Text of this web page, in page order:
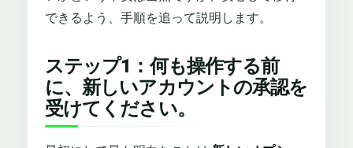
できるよう、手順を追って説明します。
ステップ1：何も操作する前
に、新しいアカウントの承認を
受けてください。